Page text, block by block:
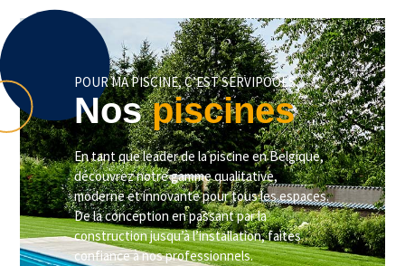
POUR MA PISCINE, C’EST SERVIPOOLS
Nospiscines
En tant que leader de la piscine en Belgique,
découvrez notre gamme qualitative,
moderne et innovante pour tous les espaces.
De la conception en passant par la
construction jusqu’à l’installation, faites
confiance à nos professionnels.